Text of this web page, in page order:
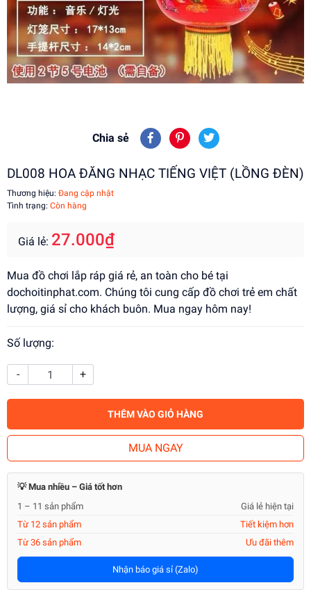
Chia sẻ
DL008 HOA ĐĂNG NHẠC TIẾNG VIỆT (LỒNG ĐÈN)
Thương hiệu: Đang cập nhật
Tình trạng: Còn hàng
Giá lẻ: 27.000₫
Mua đồ chơi lắp ráp giá rẻ, an toàn cho bé tại
dochoitinphat.com. Chúng tôi cung cấp đồ chơi trẻ em chất
lượng, giá sỉ cho khách buôn. Mua ngay hôm nay!
Số lượng:
- +
THÊM VÀO GIỎ HÀNG
MUA NGAY
💡 Mua nhiều – Giá tốt hơn
1 – 11 sản phẩm
Giá lẻ hiện tại
Từ 12 sản phẩm
Tiết kiệm hơn
Từ 36 sản phẩm
Ưu đãi thêm
Nhận báo giá sỉ (Zalo)